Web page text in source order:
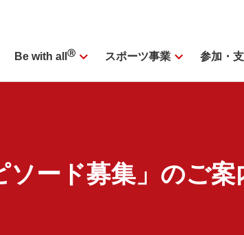
Be with all Ⓡ expand_more スポーツ事業 expand_more 参加・
ード募集」のご案